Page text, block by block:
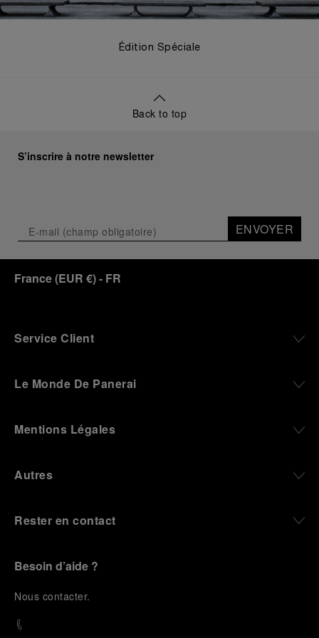
Édition Spéciale
Back to top
S’inscrire à notre newsletter
ENVOYER
France(EUR €)- FR
Service Client
Le Monde De Panerai
Mentions Légales
Autres
Rester en contact
Besoin d’aide ?
Nous contacter.